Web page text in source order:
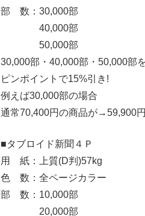
部 数：30,000部
40,000部
50,000部
30,000部・40,000部・50,000部
ピンポイントで15%引き!
例えば30,000部の場合
通常70,400円の商品が→59,900円
■タブロイド新聞４Ｐ
用 紙：上質(D判)57kg
色 数：全ページカラー
部 数：10,000部
20,000部